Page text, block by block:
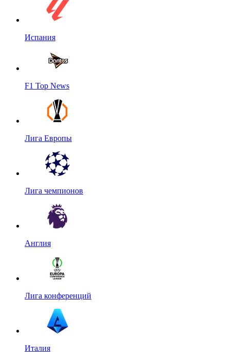
Испания
F1 Top News
Лига Европы
Лига чемпионов
Англия
Лига конференций
Италия